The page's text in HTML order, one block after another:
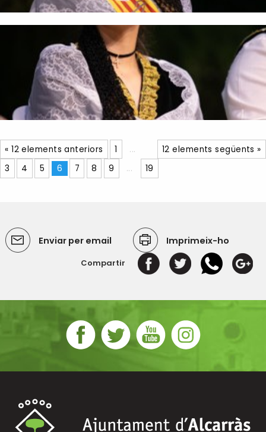
« 12 elements anteriors 12 elements següents »
1
...
3
4 5 6 7 8 9 ... 19
Enviar per email Imprimeix-ho
Compartir